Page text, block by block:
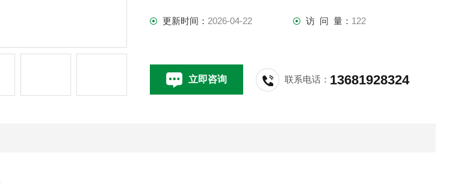
更新时间： 2026-04-22 访 问 量： 122
立即咨询 联系电话： 13681928324